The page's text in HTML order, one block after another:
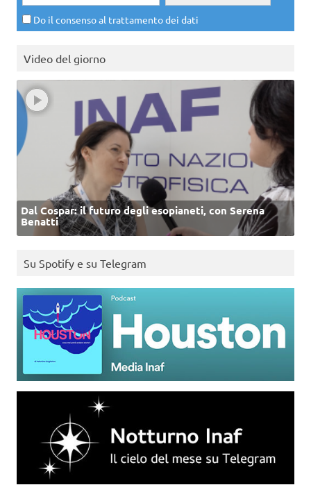
Do il consenso al trattamento dei dati
Video del giorno
Dal Cospar: il futuro degli esopianeti, con Serena
Benatti
Su Spotify e su Telegram